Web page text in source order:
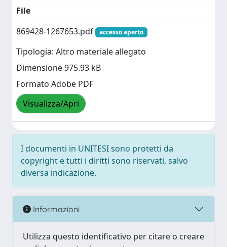
File
869428-1267653.pdf
accesso aperto
Tipologia: Altro materiale allegato
Dimensione 975.93 kB
Formato Adobe PDF
Visualizza/Apri
I documenti in UNITESI sono protetti da
copyright e tutti i diritti sono riservati, salvo
diversa indicazione.
Informazioni
Utilizza questo identificativo per citare o creare